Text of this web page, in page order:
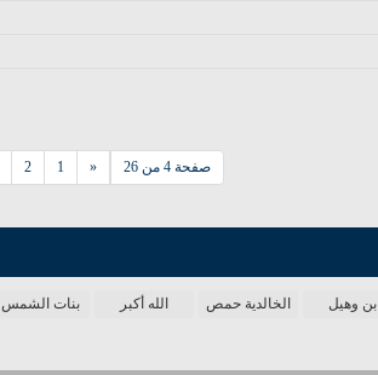
صفحة 4 من 26 «
1
2
بن وهيل الخالدية حمص الله أكبر بنات الشمس